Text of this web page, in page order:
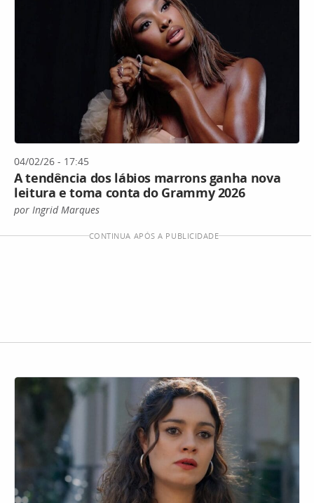
04/02/26 - 17:45
A tendência dos lábios marrons ganha nova
leitura e toma conta do Grammy 2026
por Ingrid Marques
CONTINUA APÓS A PUBLICIDADE